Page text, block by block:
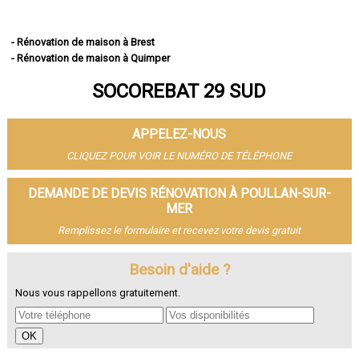
- Rénovation de maison à Brest
- Rénovation de maison à Quimper
- Rénovation de maison à Morlaix
- Rénovation de maison à Landerneau
- Rénovation de maison à Guipavas
- Rénovation de maison à Plougastel-Daoulas
- Rénovation de maison à Plouzané
- Rénovation de maison à Quimperlé
- Rénovation de maison à Le Relecq-Kerhuon
- Rénovation de maison à Landivisiau
- Rénovation de maison à Plabennec
- Rénovation de maison à Ergué-Gabéric
- Rénovation de maison à Carhaix-Plouguer
- Rénovation de maison à Guilers
- Rénovation de maison à Saint-Renan
SOCOREBAT 29 SUD
APPELEZ-NOUS
CLIQUEZ POUR VOIR LE NUMÉRO DE TÉLÉPHONE
DEMANDE DE DEVIS RÉNOVATION À POULLAN-SUR-
MER
Remplissez le formulaire et recevez votre devis gratuit
Besoin d'aide ?
Nous vous rappellons gratuitement.